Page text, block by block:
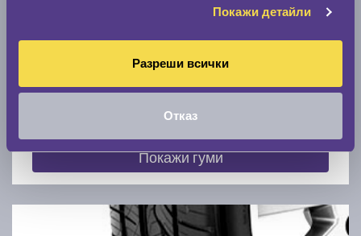
Покажи детайли
Разреши всички
Отказ
Модел
Покажи гуми